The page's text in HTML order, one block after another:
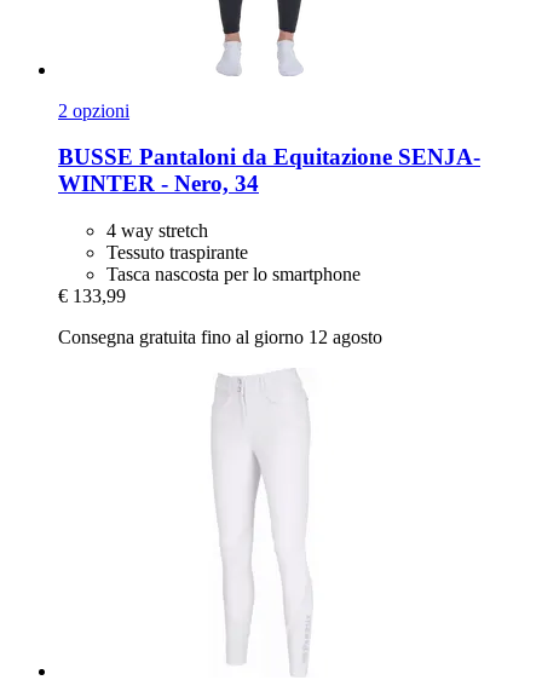
2 opzioni
BUSSE Pantaloni da Equitazione SENJA-​
WINTER -​ Nero, 34
4 way stretch
Tessuto traspirante
Tasca nascosta per lo smartphone
€ 133,99
Consegna gratuita fino al giorno 12 agosto